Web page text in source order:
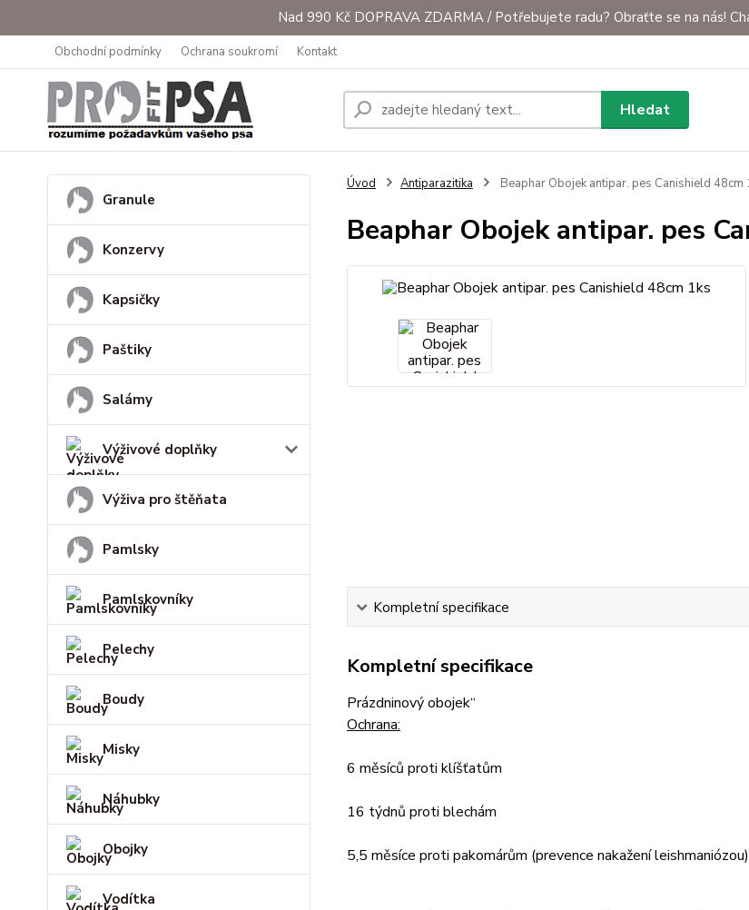
Nad 990 Kč DOPRAVA ZDARMA / Potřebujete radu? Obraťte se na nás!
Obchodní podmínky Ochrana soukromí Kontakt
Hledat
Granule
Konzervy
Kapsičky
Paštiky
Salámy
Výživové doplňky
Výživa pro štěňata
Pamlsky
Pamlskovníky
Pelechy
Boudy
Misky
Náhubky
Obojky
Vodítka
Úvod Antiparazitika Beaphar Obojek antipar. pes Canishield 48cm
Beaphar Obojek antipar. pes
Kompletní specifikace
Kompletní specifikace
Prázdninový obojek“
Ochrana:
6 měsíců proti klíšťatům
16 týdnů proti blechám
5,5 měsíce proti pakomárům (prevence nakažení leishmaniózou)